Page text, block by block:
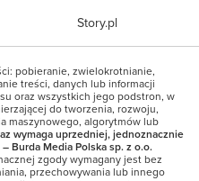
Story.pl
pobieranie, zwielokrotnianie,
treści, danych lub informacji
oraz wszystkich jego podstron, w
do tworzenia, rozwoju,
maszynowego, algorytmów lub
wymaga uprzedniej, jednoznacznie
Burda Media Polska sp. z o.o.
zgody wymagany jest bez
przechowywania lub innego